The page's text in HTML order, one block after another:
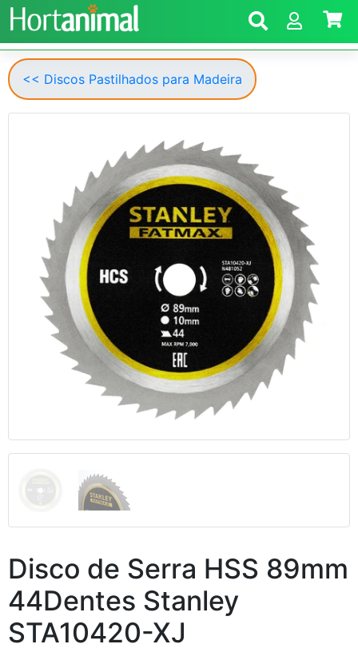
<< Discos Pastilhados para Madeira
Anterior
Disco de Serra HSS 89mm
44Dentes Stanley
STA10420-XJ